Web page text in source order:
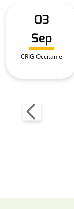
03
Sep
CRIG Occitanie